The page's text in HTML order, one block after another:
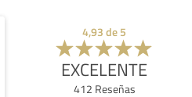
4,93 de 5
EXCELENTE
412 Reseñas